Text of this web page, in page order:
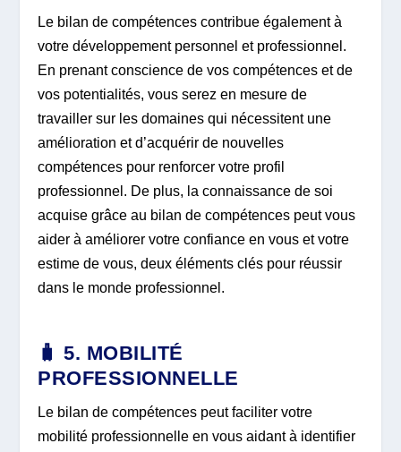
Le bilan de compétences contribue également à
votre développement personnel et professionnel.
En prenant conscience de vos compétences et de
vos potentialités, vous serez en mesure de
travailler sur les domaines qui nécessitent une
amélioration et d’acquérir de nouvelles
compétences pour renforcer votre profil
professionnel. De plus, la connaissance de soi
acquise grâce au bilan de compétences peut vous
aider à améliorer votre confiance en vous et votre
estime de vous, deux éléments clés pour réussir
dans le monde professionnel.
🧳 5. MOBILITÉ
PROFESSIONNELLE
Le bilan de compétences peut faciliter votre
mobilité professionnelle en vous aidant à identifier